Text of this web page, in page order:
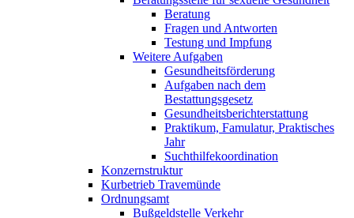
Beratung
Fragen und Antworten
Testung und Impfung
Weitere Aufgaben
Gesundheitsförderung
Aufgaben nach dem
Bestattungsgesetz
Gesundheitsberichterstattung
Praktikum, Famulatur, Praktisches
Jahr
Suchthilfekoordination
Konzernstruktur
Kurbetrieb Travemünde
Ordnungsamt
Bußgeldstelle Verkehr